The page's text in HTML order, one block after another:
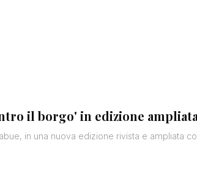
il borgo' in edizione ampliata
in una nuova edizione rivista e ampliata